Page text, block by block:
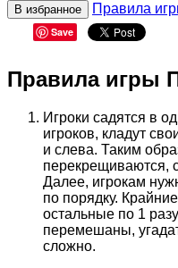
В избранное Правила
Save
Правила игры
Игроки садятся в
игроков, кладут
и слева. Таким
перекрещиваются,
Далее, игрокам
по порядку.
остальные по 1
перемешаны,
сложно.